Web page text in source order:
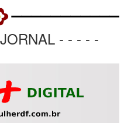
- - - - -